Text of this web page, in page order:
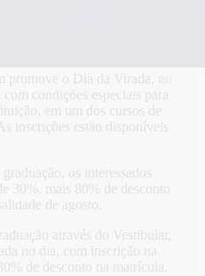
promove o Dia da Virada, no
condições especiais para
em um dos cursos de
inscrições estão disponíveis
os interessados
30%, mais 80% de desconto
de agosto.
através do Vestibular,
no dia, com inscrição na
de desconto na matrícula.